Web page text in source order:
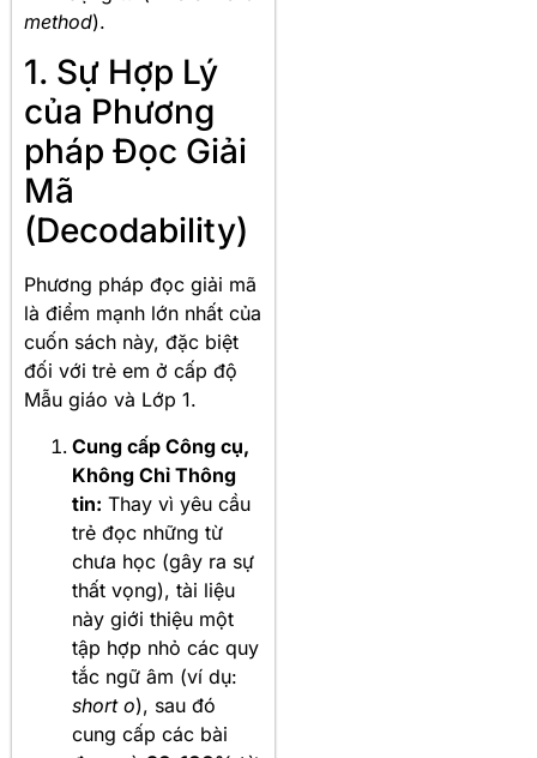
method).
1. Sự Hợp Lý
của Phương
pháp Đọc Giải
Mã
(Decodability)
Phương pháp đọc giải mã
là điểm mạnh lớn nhất của
cuốn sách này, đặc biệt
đối với trẻ em ở cấp độ
Mẫu giáo và Lớp 1.
Cung cấp Công cụ,
Không Chỉ Thông
tin: Thay vì yêu cầu
trẻ đọc những từ
chưa học (gây ra sự
thất vọng), tài liệu
này giới thiệu một
tập hợp nhỏ các quy
tắc ngữ âm (ví dụ:
short o), sau đó
cung cấp các bài